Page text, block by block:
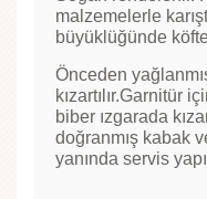
malzemelerle
büyüklüğünde
Önceden
kızartılır.Garnitür
biber ızgarada
doğranmış kabak
yanında servis